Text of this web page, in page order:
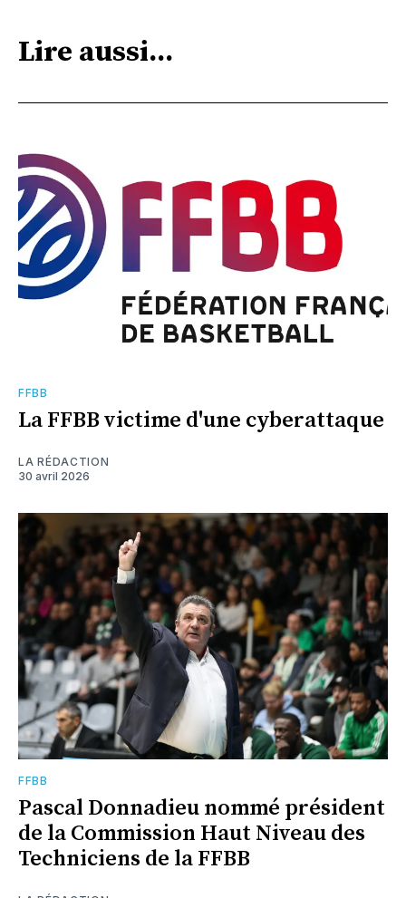
Lire aussi...
FFBB
La FFBB victime d'une cyberattaque
LA RÉDACTION
30 avril 2026
FFBB
Pascal Donnadieu nommé président
de la Commission Haut Niveau des
Techniciens de la FFBB